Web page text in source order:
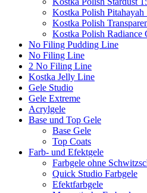
Kostka Polish Pitahayah
Kostka Polish
Kostka Polish Radiance
No Filing Pudding Line
No Filing Line
2 No Filing Line
Kostka Jelly Line
Gele Studio
Gele Extreme
Acrylgele
Base und Top Gele
Base Gele
Top Coats
Farb- und Efektgele
Farbgele ohne
Quick Studio Farbgele
Efektfarbgele